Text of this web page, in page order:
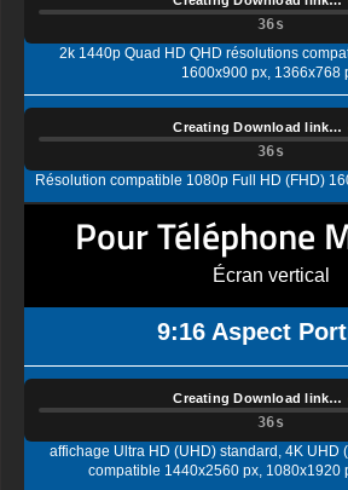
2k 1440p Quad HD QHD résolutions
1600x900 px, 1366x768
Résolution compatible 1080p Full HD (FHD)
Pour Téléphone
Écran vertical
9:16 Aspect
Creating Download link…
compatible 1440x2560 px, 1080x1920
Creating Download link…
écran Quad HD (QHD) standard résolution